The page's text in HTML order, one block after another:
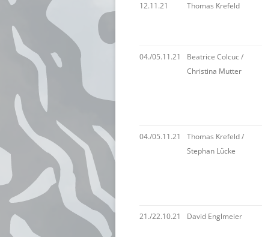
12.11.21 Thomas Krefeld
04./05.11.21
Beatrice Colcuc /
Christina Mutter
04./05.11.21
Thomas Krefeld /
Stephan Lücke
21./22.10.21 David Englmeier